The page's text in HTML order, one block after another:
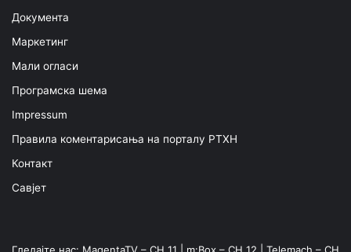
Документа
Маркетинг
Мали огласи
Програмска шема
Impressum
Правила коментарисања на порталу РТХН
Контакт
Савјет